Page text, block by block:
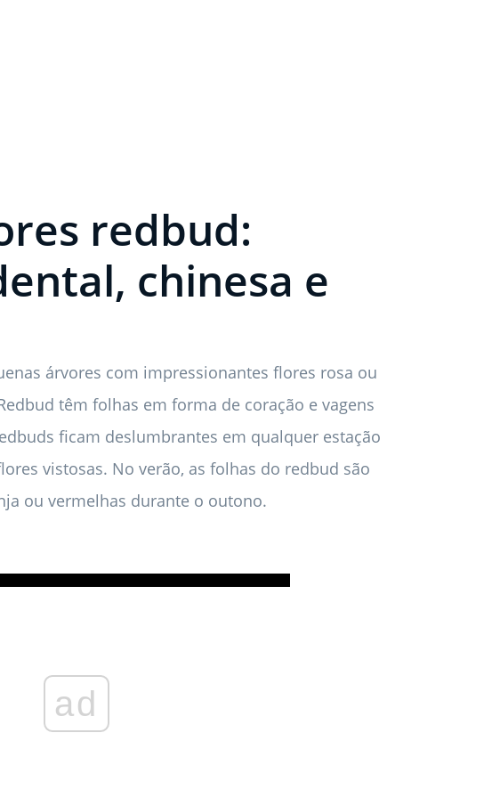
redbud:
chinesa e
árvores com impressionantes flores rosa ou
têm folhas em forma de coração e vagens
ficam deslumbrantes em qualquer estação
vistosas. No verão, as folhas do redbud são
ou vermelhas durante o outono.
ad